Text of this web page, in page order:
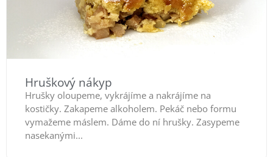
Hruškový nákyp
Hrušky oloupeme, vykrájíme a nakrájíme na
kostičky. Zakapeme alkoholem. Pekáč nebo formu
vymažeme máslem. Dáme do ní hrušky. Zasypeme
nasekanými...